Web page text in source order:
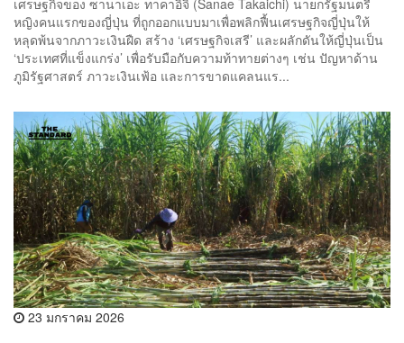
หญิงคนแรกของญี่ปุ่น ที่ถูกออกแบบมาเพื่อพลิกฟื้นเศรษฐกิจญี่ปุ่นให้
หลุดพ้นจากภาวะเงินฝืด สร้าง ‘เศรษฐกิจเสรี’ และผลักดันให้ญี่ปุ่นเป็น
‘ประเทศที่แข็งแกร่ง’ เพื่อรับมือกับความท้าทายต่างๆ เช่น ปัญหาด้าน
ภูมิรัฐศาสตร์ ภาวะเงินเฟ้อ และการขาดแคลนแร...
23 มกราคม 2026